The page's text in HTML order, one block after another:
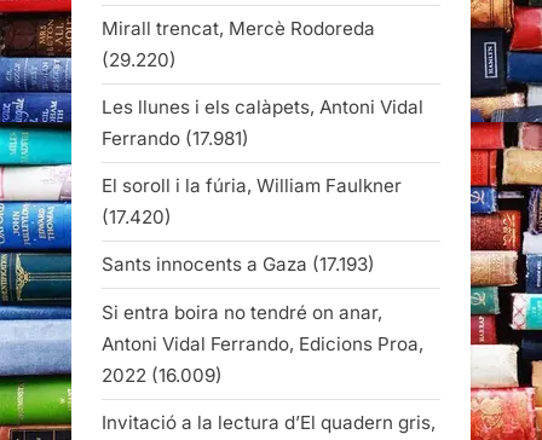
Mirall trencat, Mercè Rodoreda
(29.220)
Les llunes i els calàpets, Antoni Vidal
Ferrando (17.981)
El soroll i la fúria, William Faulkner
(17.420)
Sants innocents a Gaza (17.193)
Si entra boira no tendré on anar,
Antoni Vidal Ferrando, Edicions Proa,
2022 (16.009)
Invitació a la lectura d’El quadern gris,